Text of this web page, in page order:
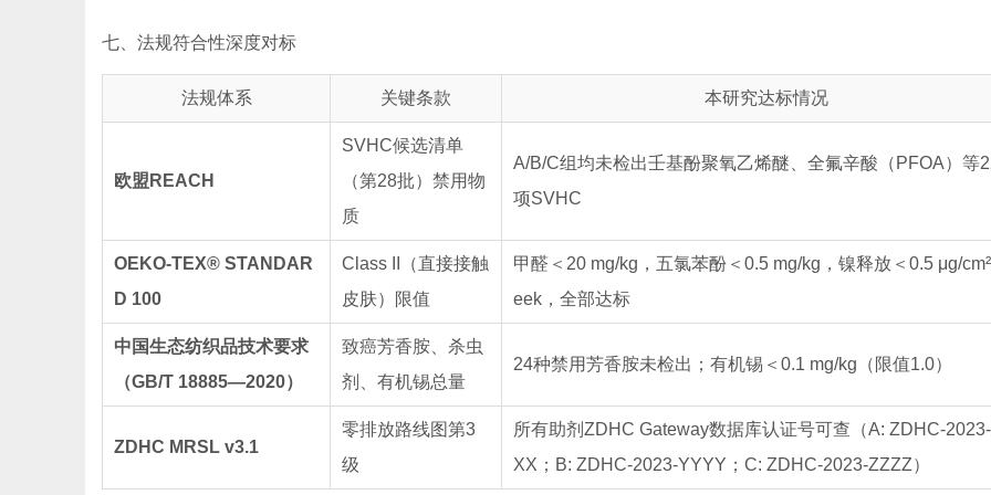
七、法规符合性深度对标
法规体系 关键条款 本研究达标情况
欧盟REACH
SVHC候选清单
（第28批）禁用物
质
A/B/C组均未检出壬基酚聚氧乙烯醚、全氟辛酸（PFOA）等
项SVHC
OEKO-TEX® STANDAR
D 100
Class II（直接接触
皮肤）限值
甲醛＜20 mg/kg，五氯苯酚＜0.5 mg/kg，镍释放＜0.5 μg/
eek，全部达标
中国生态纺织品技术要求
（GB/T 18885—2020）
致癌芳香胺、杀虫
剂、有机锡总量
24种禁用芳香胺未检出；有机锡＜0.1 mg/kg（限值1.0）
ZDHC MRSL v3.1
零排放路线图第3
级
所有助剂ZDHC Gateway数据库认证号可查（A: ZDHC-
XX；B: ZDHC-2023-YYYY；C: ZDHC-2023-ZZZZ）